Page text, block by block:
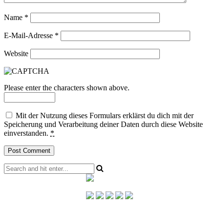
Name *
E-Mail-Adresse *
Website
Please enter the characters shown above.
Mit der Nutzung dieses Formulars erklärst du dich mit der
Speicherung und Verarbeitung deiner Daten durch diese Website
einverstanden. *